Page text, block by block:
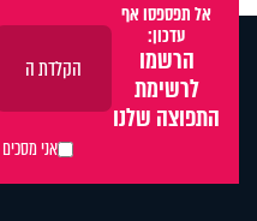
אל תפספסו אף
עדכון:
הרשמו
לרשימת
התפוצה שלנו
אני מסכים